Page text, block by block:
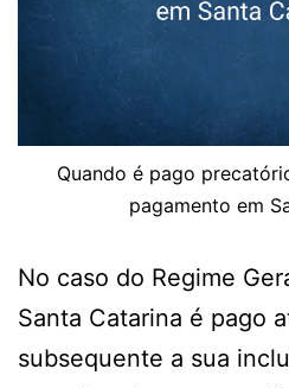
Quando é pago
pagamento em
No caso do Regime
Santa Catarina é pago
subsequente a sua